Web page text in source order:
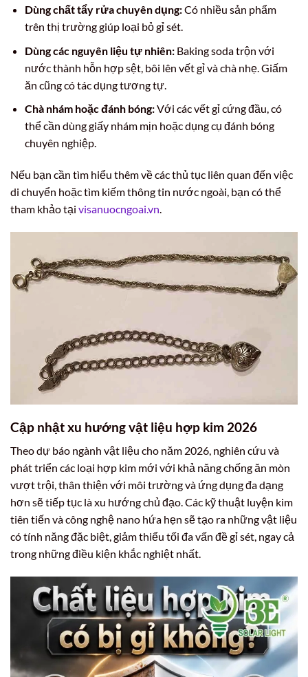
Dùng chất tẩy rửa chuyên dụng:Có nhiều sản phẩm
trên thị trường giúp loại bỏ gỉ sét.
Dùng các nguyên liệu tự nhiên:Baking soda trộn với
nước thành hỗn hợp sệt, bôi lên vết gỉ và chà nhẹ. Giấm
ăn cũng có tác dụng tương tự.
Chà nhám hoặc đánh bóng:Với các vết gỉ cứng đầu, có
thể cần dùng giấy nhám mịn hoặc dụng cụ đánh bóng
chuyên nghiệp.
Nếu bạn cần tìm hiểu thêm về các thủ tục liên quan đến việc
di chuyển hoặc tìm kiếm thông tin nước ngoài, bạn có thể
tham khảo tại visanuocngoai.vn.
Cập nhật xu hướng vật liệu hợp kim 2026
Theo dự báo ngành vật liệu cho năm 2026, nghiên cứu và
phát triển các loại hợp kim mới với khả năng chống ăn mòn
vượt trội, thân thiện với môi trường và ứng dụng đa dạng
hơn sẽ tiếp tục là xu hướng chủ đạo. Các kỹ thuật luyện kim
tiên tiến và công nghệ nano hứa hẹn sẽ tạo ra những vật liệu
có tính năng đặc biệt, giảm thiểu tối đa vấn đề gỉ sét, ngay cả
trong những điều kiện khắc nghiệt nhất.